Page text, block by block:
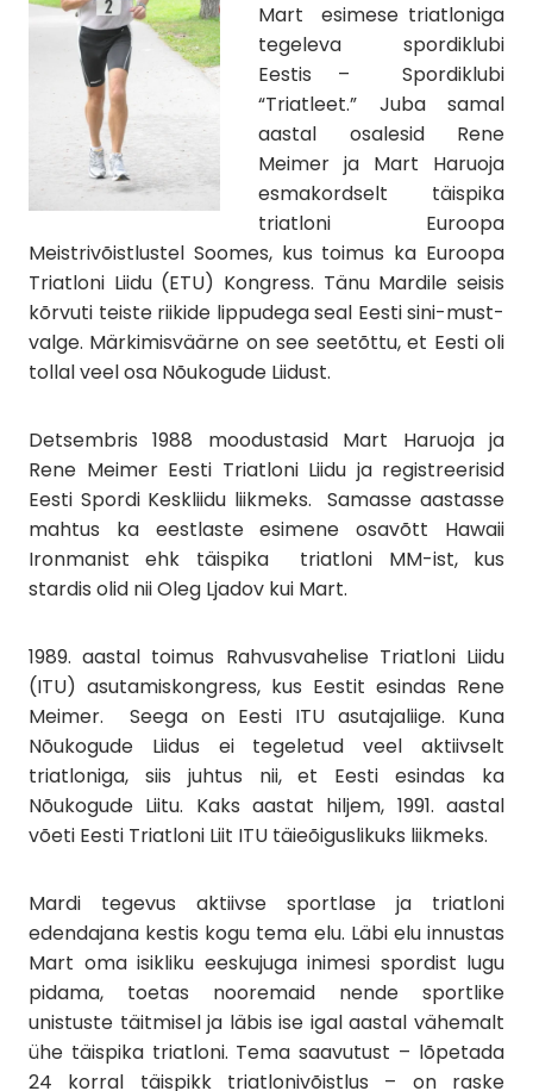
Mart esimese triatloniga
tegeleva spordiklubi
Eestis – Spordiklubi
“Triatleet.” Juba samal
aastal osalesid Rene
Meimer ja Mart Haruoja
esmakordselt täispika
triatloni Euroopa
Meistrivõistlustel Soomes, kus toimus ka Euroopa
Triatloni Liidu (ETU) Kongress. Tänu Mardile seisis
kõrvuti teiste riikide lippudega seal Eesti sini-must-
valge. Märkimisväärne on see seetõttu, et Eesti oli
tollal veel osa Nõukogude Liidust.
Detsembris 1988 moodustasid Mart Haruoja ja
Rene Meimer Eesti Triatloni Liidu ja registreerisid
Eesti Spordi Keskliidu liikmeks. Samasse aastasse
mahtus ka eestlaste esimene osavõtt Hawaii
Ironmanist ehk täispika triatloni MM-ist, kus
stardis olid nii Oleg Ljadov kui Mart.
1989. aastal toimus Rahvusvahelise Triatloni Liidu
(ITU) asutamiskongress, kus Eestit esindas Rene
Meimer. Seega on Eesti ITU asutajaliige. Kuna
Nõukogude Liidus ei tegeletud veel aktiivselt
triatloniga, siis juhtus nii, et Eesti esindas ka
Nõukogude Liitu. Kaks aastat hiljem, 1991. aastal
võeti Eesti Triatloni Liit ITU täieõiguslikuks liikmeks.
Mardi tegevus aktiivse sportlase ja triatloni
edendajana kestis kogu tema elu. Läbi elu innustas
Mart oma isikliku eeskujuga inimesi spordist lugu
pidama, toetas nooremaid nende sportlike
unistuste täitmisel ja läbis ise igal aastal vähemalt
ühe täispika triatloni. Tema saavutust – lõpetada
24 korral täispikk triatlonivõistlus – on raske